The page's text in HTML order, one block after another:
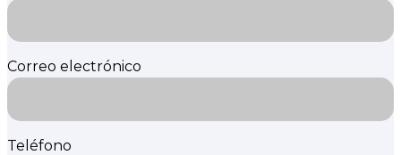
Correo electrónico
Teléfono